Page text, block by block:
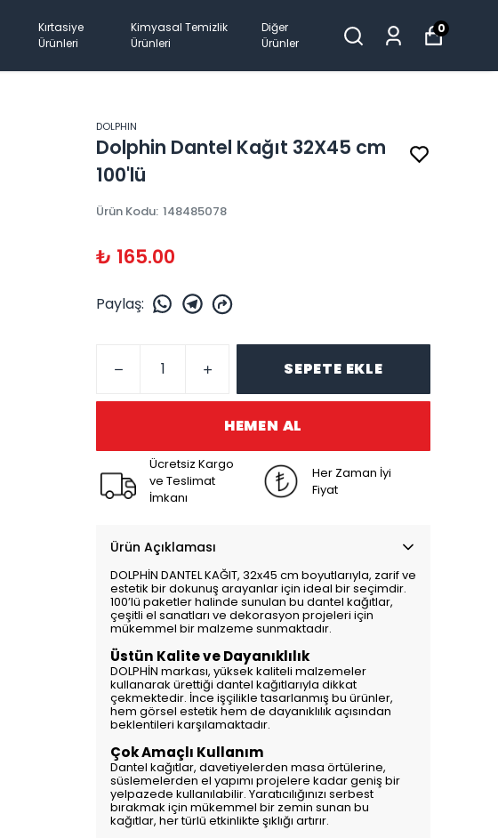
Kırtasiye
Ürünleri
Kimyasal Temizlik
Ürünleri
Diğer
Ürünler
0
DOLPHIN
Dolphin Dantel Kağıt 32X45 cm
100'lü
Ürün Kodu: 148485078
₺ 165.00
Paylaş:
SEPETE EKLE
HEMEN AL
Ücretsiz Kargo
ve Teslimat
İmkanı
Her Zaman İyi
Fiyat
Ürün Açıklaması
DOLPHİN DANTEL KAĞIT, 32x45 cm boyutlarıyla, zarif ve
estetik bir dokunuş arayanlar için ideal bir seçimdir.
100’lü paketler halinde sunulan bu dantel kağıtlar,
çeşitli el sanatları ve dekorasyon projeleri için
mükemmel bir malzeme sunmaktadır.
Üstün Kalite ve Dayanıklılık
DOLPHİN markası, yüksek kaliteli malzemeler
kullanarak ürettiği dantel kağıtlarıyla dikkat
çekmektedir. İnce işçilikle tasarlanmış bu ürünler,
hem görsel estetik hem de dayanıklılık açısından
beklentileri karşılamaktadır.
Çok Amaçlı Kullanım
Dantel kağıtlar, davetiyelerden masa örtülerine,
süslemelerden el yapımı projelere kadar geniş bir
yelpazede kullanılabilir. Yaratıcılığınızı serbest
bırakmak için mükemmel bir zemin sunan bu
kağıtlar, her türlü etkinlikte şıklığı artırır.